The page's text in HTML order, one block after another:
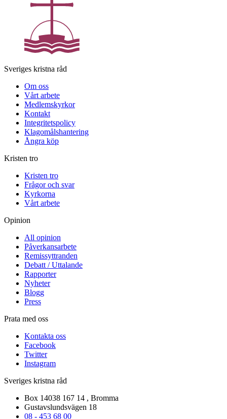
Sveriges kristna råd
Om oss
Vårt arbete
Medlemskyrkor
Kontakt
Integritetspolicy
Klagomålshantering
Ångra köp
Kristen tro
Kristen tro
Frågor och svar
Kyrkorna
Vårt arbete
Opinion
All opinion
Påverkansarbete
Remissyttranden
Debatt / Uttalande
Rapporter
Nyheter
Blogg
Press
Prata med oss
Kontakta oss
Facebook
Twitter
Instagram
Sveriges kristna råd
Box 14038 167 14 , Bromma
Gustavslundsvägen 18
08 - 453 68 00